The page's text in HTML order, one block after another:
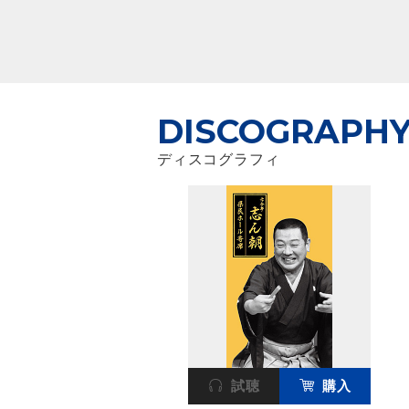
ディスコグラフィ
試聴 購入